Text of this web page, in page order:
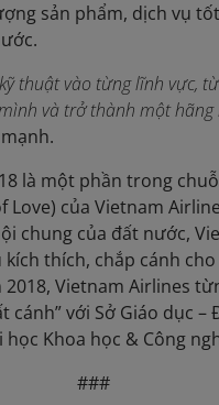
sản phẩm, dịch vụ
thuật vào từng lĩnh vực,
và trở thành một hãng
là một phần trong
của Vietnam
chung của đất nước,
thích, chắp cánh
Vietnam Airlines
với Sở Giáo dục
Khoa học & Công
###